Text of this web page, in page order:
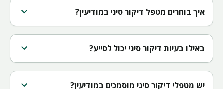
איך בוחרים מטפל דיקור סיני במודיעין? expand_more
באילו בעיות דיקור סיני יכול לסייע? expand_more
יש מטפלי דיקור סיני מוסמכים במודיעין? expand_more